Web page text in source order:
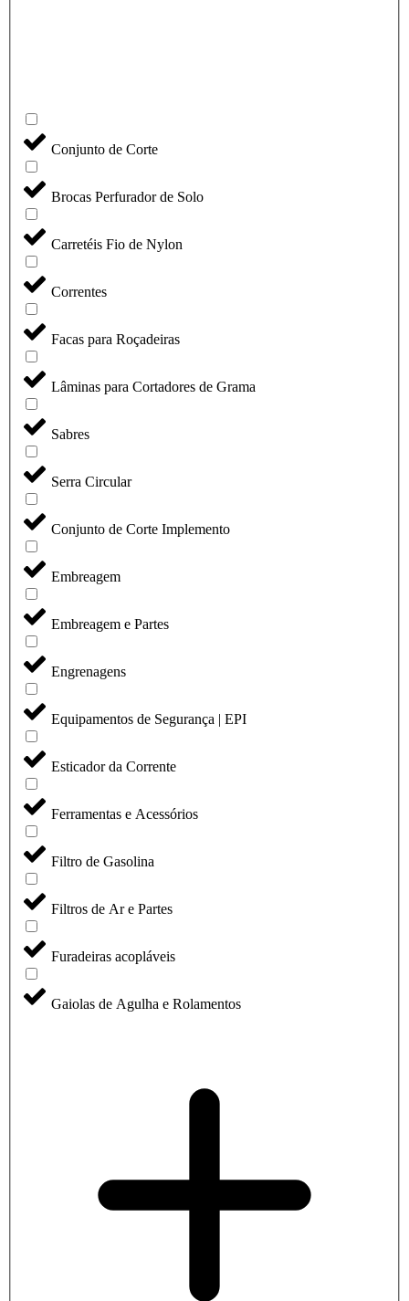
Conjunto de Corte
Brocas Perfurador de Solo
Carretéis Fio de Nylon
Correntes
Facas para Roçadeiras
Lâminas para Cortadores de Grama
Sabres
Serra Circular
Conjunto de Corte Implemento
Embreagem
Embreagem e Partes
Engrenagens
Equipamentos de Segurança | EPI
Esticador da Corrente
Ferramentas e Acessórios
Filtro de Gasolina
Filtros de Ar e Partes
Furadeiras acopláveis
Gaiolas de Agulha e Rolamentos